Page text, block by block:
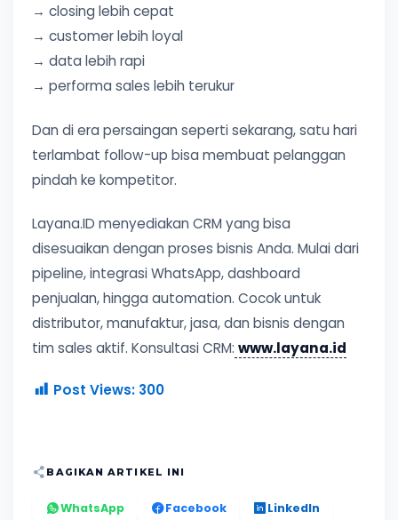
→ closing lebih cepat
→ customer lebih loyal
→ data lebih rapi
→ performa sales lebih terukur
Dan di era persaingan seperti sekarang, satu hari
terlambat follow-up bisa membuat pelanggan
pindah ke kompetitor.
Layana.ID menyediakan CRM yang bisa
disesuaikan dengan proses bisnis Anda. Mulai dari
pipeline, integrasi WhatsApp, dashboard
penjualan, hingga automation. Cocok untuk
distributor, manufaktur, jasa, dan bisnis dengan
tim sales aktif. Konsultasi CRM: www.layana.id
Post Views: 300
BAGIKAN ARTIKEL INI
WhatsApp Facebook LinkedIn